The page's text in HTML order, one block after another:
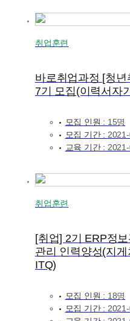
취업훈련
바로취업과정 [청
7기 모집(이력서자
모집 인원 : 15명
모집 기간 :
교육 기간 :
취업훈련
[취업] 2기 ERP정
관리 인력양성(지
ITQ)
모집 인원 : 18명
모집 기간 :